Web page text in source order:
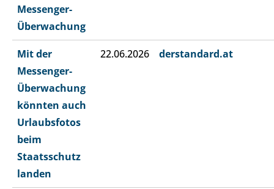
Messenger-
Überwachung
Mit der
Messenger-
Überwachung
könnten auch
Urlaubsfotos
beim
Staatsschutz
landen
22.06.2026 derstandard.at